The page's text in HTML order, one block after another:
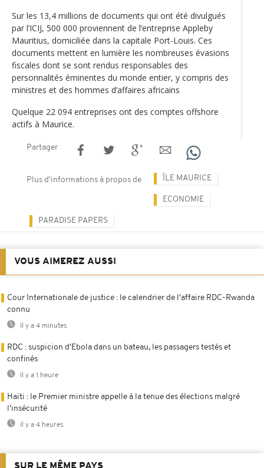
Sur les 13,4 millions de documents qui ont été divulgués
par l’ICIJ, 500 000 proviennent de l’entreprise Appleby
Mauritius, domiciliée dans la capitale Port-Louis. Ces
documents mettent en lumière les nombreuses évasions
fiscales dont se sont rendus responsables des
personnalités éminentes du monde entier, y compris des
ministres et des hommes d’affaires africains
Quelque 22 094 entreprises ont des comptes offshore
actifs à Maurice.
Partager
Plus d'informations à propos de ÎLE MAURICE
ECONOMIE
PARADISE PAPERS
VOUS AIMEREZ AUSSI
Cour Internationale de justice : le calendrier de l'affaire RDC-Rwanda
connu
Il y a 4 minutes
RDC : suspicion d'Ebola dans un bateau, les passagers testés et
confinés
Il y a 1 heure
Haïti : le Premier ministre appelle à la tenue des élections malgré
l'insécurité
Il y a 4 heures